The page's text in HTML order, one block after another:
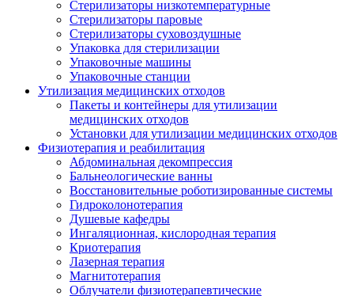
Стерилизаторы низкотемпературные
Стерилизаторы паровые
Стерилизаторы суховоздушные
Упаковка для стерилизации
Упаковочные машины
Упаковочные станции
Утилизация медицинских отходов
Пакеты и контейнеры для утилизации
медицинских отходов
Установки для утилизации медицинских отходов
Физиотерапия и реабилитация
Абдоминальная декомпрессия
Бальнеологические ванны
Восстановительные роботизированные системы
Гидроколонотерапия
Душевые кафедры
Ингаляционная, кислородная терапия
Криотерапия
Лазерная терапия
Магнитотерапия
Облучатели физиотерапевтические